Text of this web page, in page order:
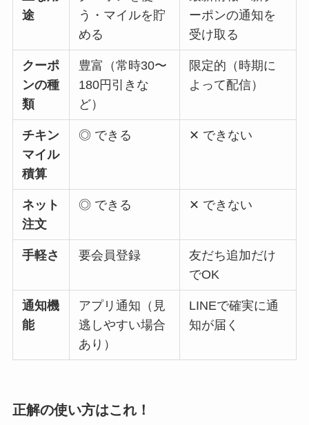
途
う・マイルを貯
める
ーポンの通知を
受け取る
クーポ
ンの種
類
豊富（常時30〜
180円引きな
ど）
限定的（時期に
よって配信）
チキン
マイル
積算
◎ できる ✕ できない
ネット
注文
◎ できる ✕ できない
手軽さ 要会員登録
友だち追加だけ
でOK
通知機
能
アプリ通知（見
逃しやすい場合
あり）
LINEで確実に通
知が届く
正解の使い方はこれ！